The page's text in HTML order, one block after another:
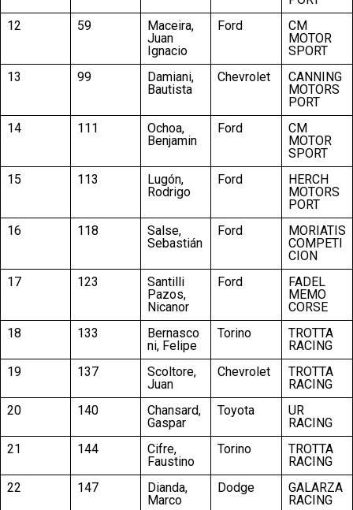
12
59
Maceira,
Juan
Ignacio
Ford
CM
MOTOR
SPORT
13
99
Damiani,
Bautista
Chevrolet
CANNING
MOTORS
PORT
14
111
Ochoa,
Benjamin
Ford
CM
MOTOR
SPORT
15
113
Lugón,
Rodrigo
Ford
HERCH
MOTORS
PORT
16
118
Salse,
Sebastián
Ford
MORIATIS
COMPETI
CION
17
123
Santilli
Pazos,
Nicanor
Ford
FADEL
MEMO
CORSE
18
133
Bernasco
ni, Felipe
Torino
TROTTA
RACING
19
137
Scoltore,
Juan
Chevrolet
TROTTA
RACING
20
140
Chansard,
Gaspar
Toyota
UR
RACING
21
144
Cifre,
Faustino
Torino
TROTTA
RACING
22
147
Dianda,
Marco
Dodge
GALARZA
RACING